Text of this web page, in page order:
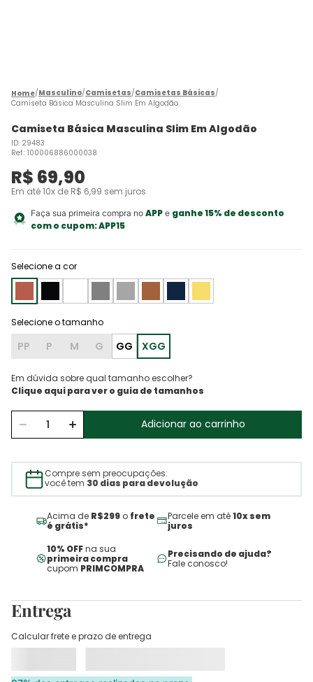
Masculino Camisetas Camisetas Básicas
Camiseta Básica Masculina Slim Em Algodão
Camiseta Básica Masculina Slim Em Algodão
ID: 29483
Ref.: 100006886000038
R$ 69,90
Em até10x de R$ 6,99 sem juros
Faça sua primeira compra no APPe ganhe 15% de desconto
com o cupom:APP15
Selecione a cor
PP P M G GG XGG
Em dúvida sobre qual tamanho escolher?
Adicionar ao carrinho
Compre sem preocupações:
você tem 30 dias para devolução
Acima de R$299 o frete
é grátis*
Parcele em até10x sem
juros
10% OFFna sua
primeira compra
cupom PRIMCOMPRA
Precisando de ajuda?
Fale conosco!
Entrega
Calcular frete e prazo de entrega